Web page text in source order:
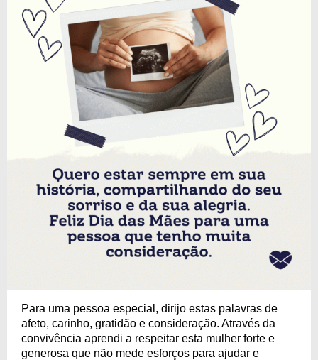
Para uma pessoa especial, dirijo estas palavras de
afeto, carinho, gratidão e consideração. Através da
convivência aprendi a respeitar esta mulher forte e
generosa que não mede esforços para ajudar e